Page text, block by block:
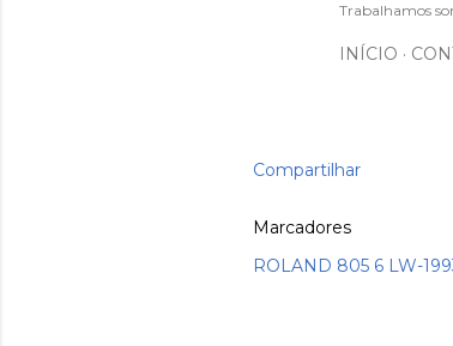
Trabalhamos
INÍCIO
Compartilhar
Marcadores
ROLAND 805 6 LW-